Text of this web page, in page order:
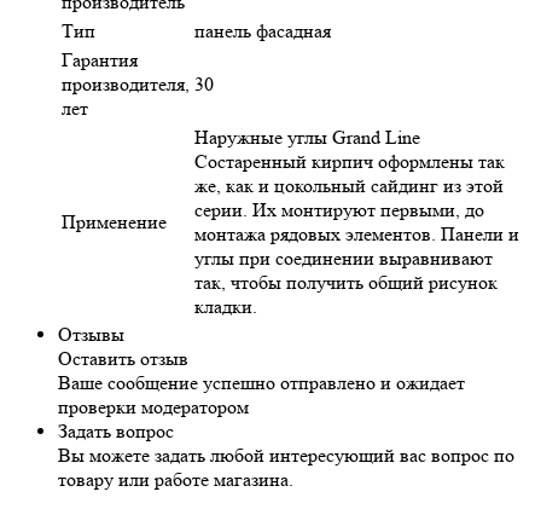
Тип
панель фасадная
Гарантия
производителя,
лет
30
Применение
Наружные углы Grand Line
Состаренный кирпич оформлены так
же, как и цокольный сайдинг из этой
серии. Их монтируют первыми, до
монтажа рядовых элементов. Панели и
углы при соединении выравнивают
так, чтобы получить общий рисунок
кладки.
Отзывы
Оставить отзыв
Ваше сообщение успешно отправлено и ожидает
проверки модератором
Задать вопрос
Вы можете задать любой интересующий вас вопрос по
товару или работе магазина.